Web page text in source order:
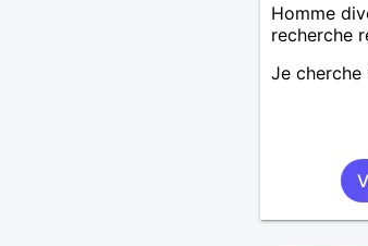
Homme
recherche
Je